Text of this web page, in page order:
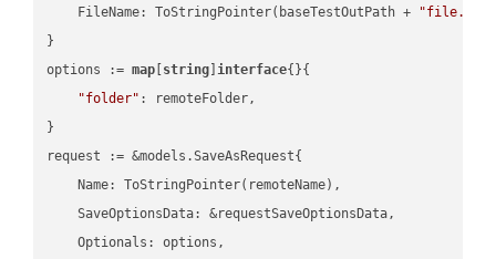
    FileName: ToStringPointer(baseTestOutPath +
"file.OTT"
}
options := map string ]interface{}{
"folder" : remoteFolder,
}
request := &models.SaveAsRequest{
    Name: ToStringPointer(remoteName),
    SaveOptionsData: &requestSaveOptionsData,
    Optionals: options,